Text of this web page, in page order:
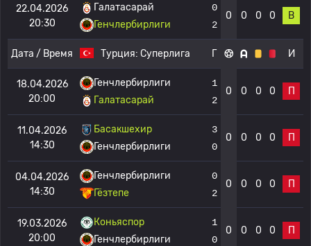
22.04.2026
20:30
Галатасарай
Генчлербирлиги
0
2
0 0 0 0 В
Дата / Время Турция: Суперлига Г И
18.04.2026
20:00
Генчлербирлиги
Галатасарай
1
2
0 0 0 0 П
11.04.2026
14:30
Басакшехир
Генчлербирлиги
3
0
0 0 0 0 П
04.04.2026
14:30
Генчлербирлиги
Гёзтепе
0
2
0 0 0 0 П
19.03.2026
20:00
Коньяспор
Генчлербирлиги
1
0
0 0 0 0 П